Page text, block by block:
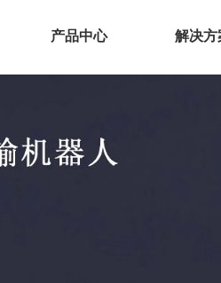
产品中心 解决方